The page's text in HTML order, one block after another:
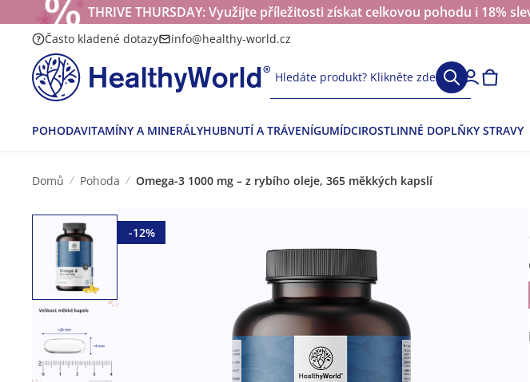
THRIVE THURSDAY: Využijte příležitosti získat celkovou pohodu i 18%
Často kladené dotazy info@healthy-world.cz
Hledáte produkt? Klikněte zde
POHODAVITAMÍNY A MINERÁLYHUBNUTÍ A TRÁVENÍGUMÍDCIROSTLINNÉ DOPLŇKY STRAVY
Domů Pohoda Omega-3 1000 mg – z rybího oleje, 365 měkkých kapslí
-12%